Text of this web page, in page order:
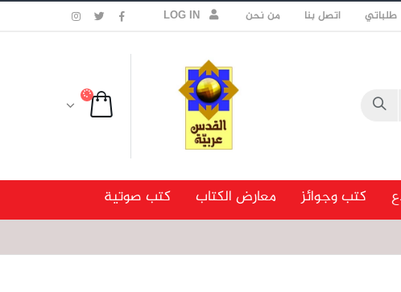
طلباتي اتصل بنا من نحن LOG IN
كتب وجوائز معارض الكتاب كتب صوتية